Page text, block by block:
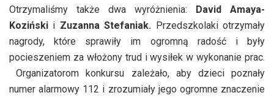
Otrzymaliśmy także dwa wyróżnienia: David Amaya-
Koziński i Zuzanna Stefaniak. Przedszkolaki otrzymały
nagrody, które sprawiły im ogromną radość i były
pocieszeniem za włożony trud i wysiłek w wykonanie prac.
Organizatorom konkursu zależało, aby dzieci poznały
numer alarmowy 112 i zrozumiały jego ogromne znaczenie